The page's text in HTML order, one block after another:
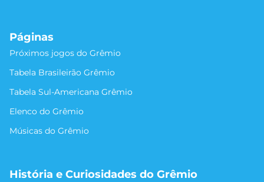
Páginas
Próximos jogos do Grêmio
Tabela Brasileirão Grêmio
Tabela Sul-Americana Grêmio
Elenco do Grêmio
Músicas do Grêmio
História e Curiosidades do Grêmio